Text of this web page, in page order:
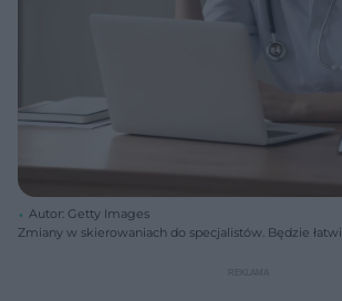
Autor: Getty Images
Zmiany w skierowaniach do specjalistów. Będzie